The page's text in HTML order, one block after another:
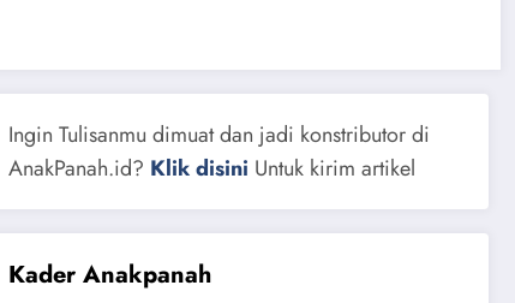
Ingin Tulisanmu dimuat dan jadi konstributor di
AnakPanah.id? Klik disini Untuk kirim artikel
Kader Anakpanah